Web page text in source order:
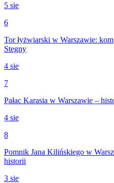
5 sie
6
Tor łyżwiarski w Warszawie:
Stegny
4 sie
7
Pałac Karasia w Warszawie –
4 sie
8
Pomnik Jana Kilińskiego w
historii
3 sie